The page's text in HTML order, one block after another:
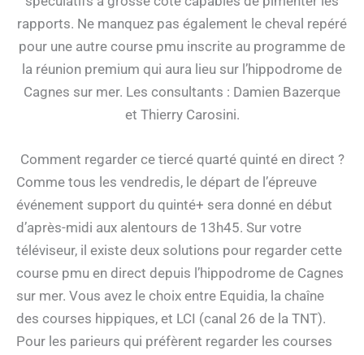
rapports. Ne manquez pas également le cheval repéré
pour une autre course pmu inscrite au programme de
la réunion premium qui aura lieu sur l’hippodrome de
Cagnes sur mer. Les consultants : Damien Bazerque
et Thierry Carosini.
Comment regarder ce tiercé quarté quinté en direct ?
Comme tous les vendredis, le départ de l’épreuve
événement support du quinté+ sera donné en début
d’après-midi aux alentours de 13h45. Sur votre
téléviseur, il existe deux solutions pour regarder cette
course pmu en direct depuis l’hippodrome de Cagnes
sur mer. Vous avez le choix entre Equidia, la chaîne
des courses hippiques, et LCI (canal 26 de la TNT).
Pour les parieurs qui préfèrent regarder les courses